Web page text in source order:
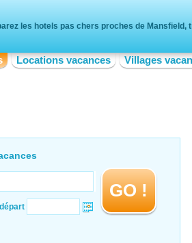
les hotels pas chers proches de Mansfield,
Locations vacances Villages
GO !